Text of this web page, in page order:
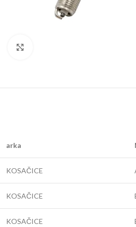
arka
KOSAČICE
KOSAČICE
KOSAČICE